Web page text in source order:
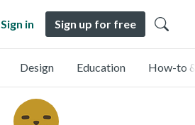
Sign in Sign up for free
Design Education How-to